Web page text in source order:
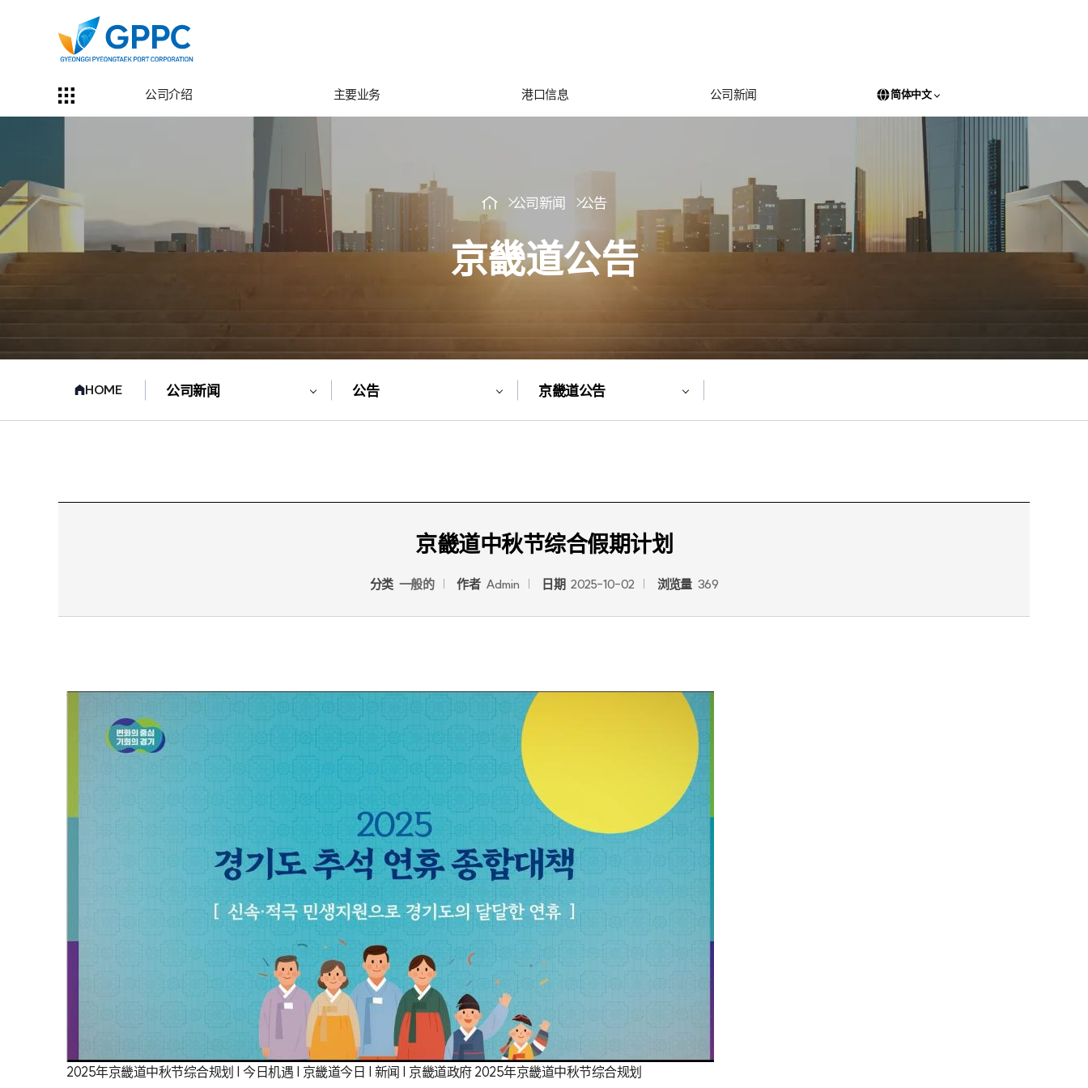
公司介绍 主要业务 港口信息 公司新闻 简体中文
公司新闻 公告
京畿道公告
HOME 公司新闻 公告 京畿道公告
京畿道中秋节综合假期计划
分类 一般的 作者 Admin 日期 2025-10-02 浏览量 369
2025年京畿道中秋节综合规划 | 今日机遇 | 京畿道今日 | 新闻 | 京畿道政府 2025年京畿道中秋节综合规划